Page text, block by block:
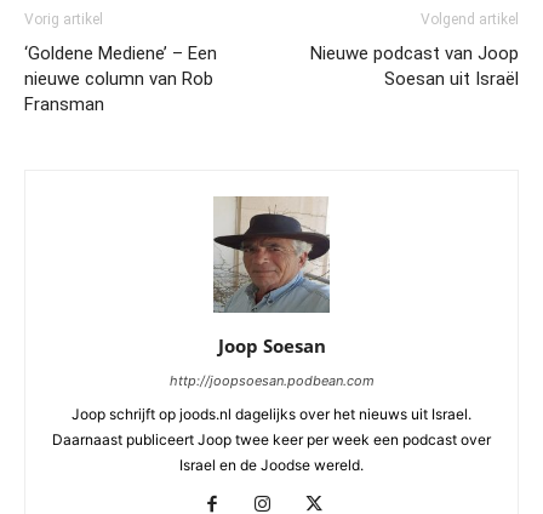
Vorig artikel
‘Goldene Mediene’ – Een
nieuwe column van Rob
Fransman
Volgend artikel
Nieuwe podcast van Joop
Soesan uit Israël
Joop Soesan
http://joopsoesan.podbean.com
Joop schrijft op joods.nl dagelijks over het nieuws uit Israel.
Daarnaast publiceert Joop twee keer per week een podcast over
Israel en de Joodse wereld.